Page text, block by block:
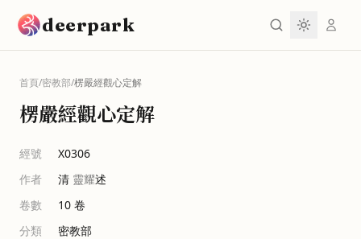
deerpark
首頁/密教部/楞嚴經觀心定解
楞嚴經觀心定解
經號
X0306
作者
清 靈耀述
卷數
10 卷
分類
密教部